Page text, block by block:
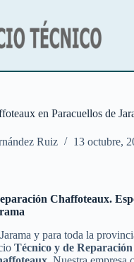
en Paracuellos de
Ruiz
13 octubre,
Chaffoteaux.
y para toda la
Técnico y de Reparación